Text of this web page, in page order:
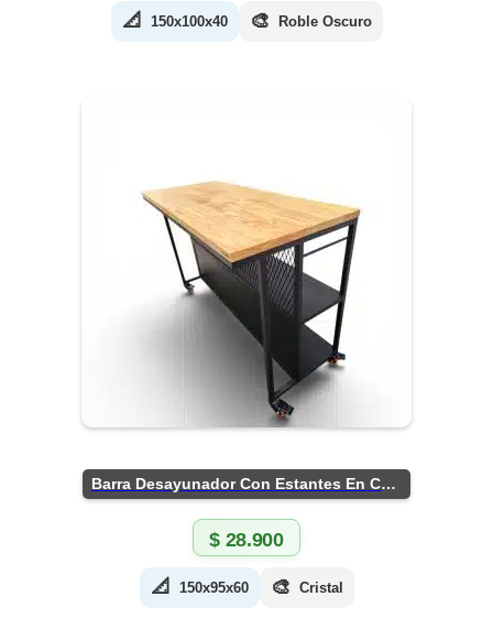
📐 150x100x40 🎨 Roble Oscuro
Barra Desayunador Con Estantes En Chapa
$28.900
📐 150x95x60 🎨 Cristal